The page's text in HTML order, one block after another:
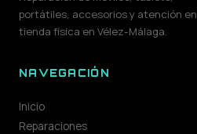
portátiles, accesorios y atención en
tienda física en Vélez-Málaga.
NAVEGACIÓN
Inicio
Reparaciones